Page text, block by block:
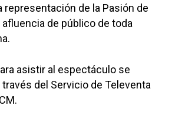
representación de la Pasión de
de público de toda
asistir al espectáculo se
del Servicio de Televenta